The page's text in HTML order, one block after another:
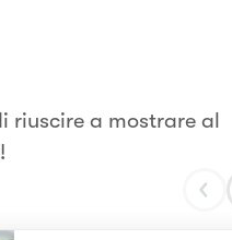
riuscire a mostrare al